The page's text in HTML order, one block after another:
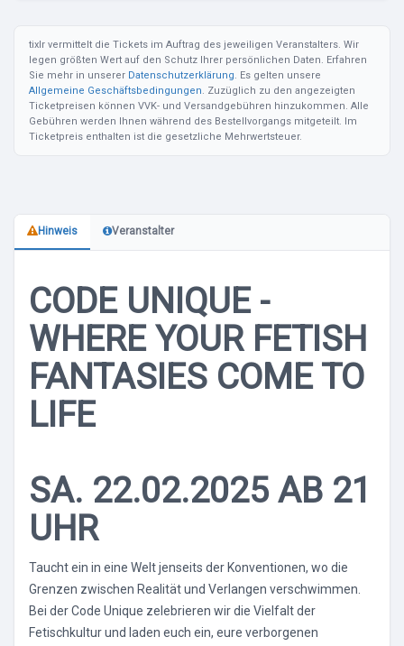
tixlr vermittelt die Tickets im Auftrag des jeweiligen Veranstalters. Wir
legen größten Wert auf den Schutz Ihrer persönlichen Daten. Erfahren
Sie mehr in unserer Datenschutzerklärung . Es gelten unsere
Allgemeine Geschäftsbedingungen . Zuzüglich zu den angezeigten
Ticketpreisen können VVK- und Versandgebühren hinzukommen. Alle
Gebühren werden Ihnen während des Bestellvorgangs mitgeteilt. Im
Ticketpreis enthalten ist die gesetzliche Mehrwertsteuer.
Hinweis Veranstalter
CODE UNIQUE -
WHERE YOUR FETISH
FANTASIES COME TO
LIFE
SA. 22.02.2025 AB 21
UHR
Taucht ein in eine Welt jenseits der Konventionen, wo die
Grenzen zwischen Realität und Verlangen verschwimmen.
Bei der Code Unique zelebrieren wir die Vielfalt der
Fetischkultur und laden euch ein, eure verborgenen